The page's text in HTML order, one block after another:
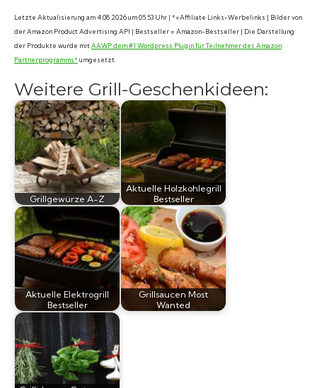
Letzte Aktualisierung am 4.08.2026 um 05:53 Uhr | *=Affiliate Links-Werbelinks | Bilder von
der Amazon Product Advertising API | Bestseller = Amazon-Bestseller | Die Darstellung
der Produkte wurde mitAAWP dem #1 Wordpress Plugin für Teilnehmer des Amazon
Partnerprogramms*umgesetzt.
Weitere Grill-Geschenkideen:
Grillgewürze A-Z
Aktuelle Holzkohlegrill
Bestseller
Aktuelle Elektrogrill
Bestseller
Grillsaucen Most
Wanted